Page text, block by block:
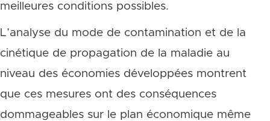
meilleures conditions possibles.
L’analyse du mode de contamination et de la
cinétique de propagation de la maladie au
niveau des économies développées montrent
que ces mesures ont des conséquences
dommageables sur le plan économique même